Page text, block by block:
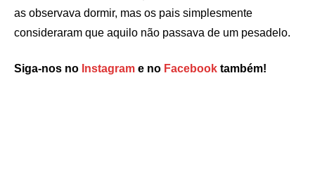
as observava dormir, mas os pais simplesmente
consideraram que aquilo não passava de um pesadelo.
Siga-nos no Instagram e no Facebook também!